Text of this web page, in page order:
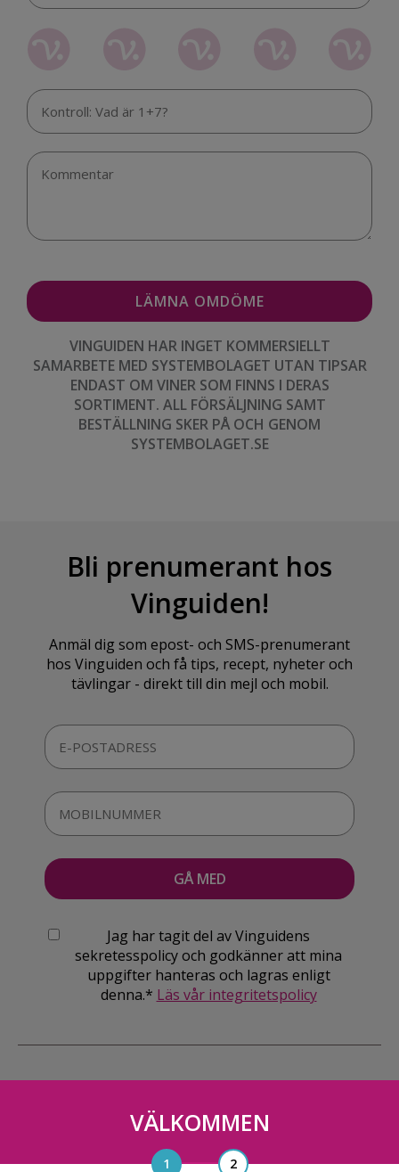
VINGUIDEN HAR INGET KOMMERSIELLT
SAMARBETE MED SYSTEMBOLAGET UTAN TIPSAR
ENDAST OM VINER SOM FINNS I DERAS
SORTIMENT. ALL FÖRSÄLJNING SAMT
BESTÄLLNING SKER PÅ OCH GENOM
SYSTEMBOLAGET.SE
Bli prenumerant hos
Vinguiden!
Anmäl dig som epost- och SMS-prenumerant
hos Vinguiden och få tips, recept, nyheter och
tävlingar - direkt till din mejl och mobil.
Jag har tagit del av Vinguidens
sekretesspolicy och godkänner att mina
uppgifter hanteras och lagras enligt
denna.* Läs vår integritetspolicy
Vinguiden Nordic AB
VÄLKOMMEN